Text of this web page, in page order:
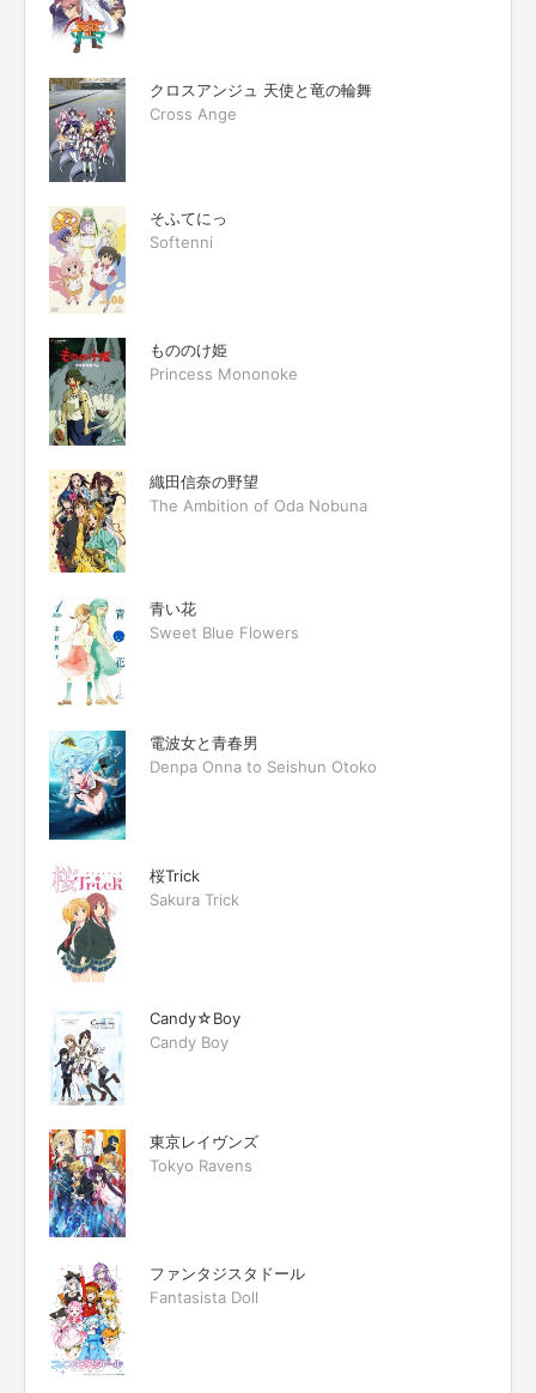
クロスアンジュ 天使と竜の輪舞
Cross Ange
そふてにっ
Softenni
もののけ姫
Princess Mononoke
織田信奈の野望
The Ambition of Oda Nobuna
青い花
Sweet Blue Flowers
電波女と青春男
Denpa Onna to Seishun Otoko
桜Trick
Sakura Trick
Candy☆Boy
Candy Boy
東京レイヴンズ
Tokyo Ravens
ファンタジスタドール
Fantasista Doll